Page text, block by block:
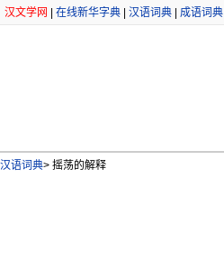
汉文学网 在线新华字典 汉语词典 成语词典
汉语词典> 摇荡的解释